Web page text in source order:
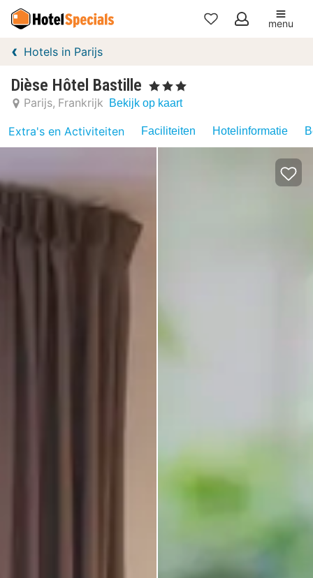
Mijn
menu
Hotels in Parijs
Dièse Hôtel Bastille , 3 Sterren
Parijs Frankrijk Bekijk op kaart
Extra's en Activiteiten Faciliteiten Hotelinformatie